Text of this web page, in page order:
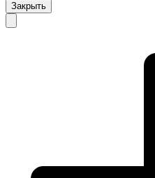
Закрыть